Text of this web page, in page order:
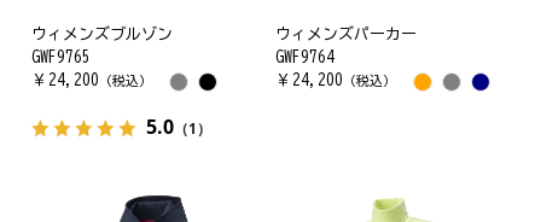
ウィメンズブルゾン
GWF9765
￥ 24,200 （税込）
5.0 （1）
ウィメンズパーカー
GWF9764
￥ 24,200 （税込）